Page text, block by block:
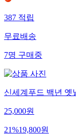
387적립
무료배송
7명구매중
신세계푸드 백년 옛
25,000원
21%19,800원